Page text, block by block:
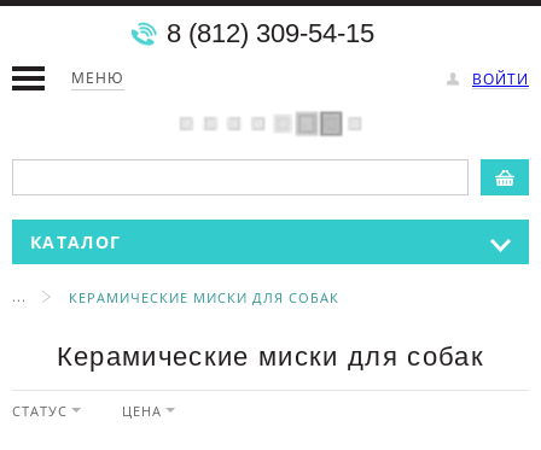
МЕНЮ ВОЙТИ
8 (812) 309-54-15
КАТАЛОГ
... КЕРАМИЧЕСКИЕ МИСКИ ДЛЯ СОБАК
Керамические миски для собак
СТАТУС ЦЕНА